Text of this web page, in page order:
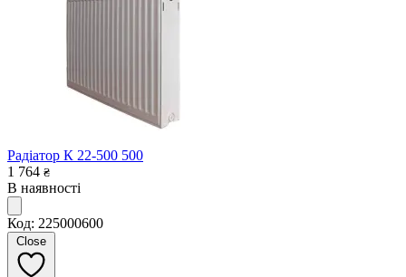
Радіатор К 22-500 500
1 764 ₴
В наявності
Код: 225000600
Close